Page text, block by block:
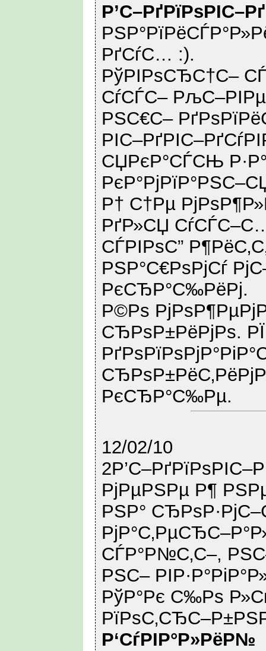
РґСѓС… :).
РўРІРѕСЂС†С–
СѓСЃС–
РЅС€С–
СЏРєР°СЃСЊ
Р† С†Рµ
РґР»СЏ
СЃРІРѕС”
РЅР°С€РѕРјСѓ
РєСЂР°С‰РёРј.
Р©Рѕ
СЂРѕР±РёРјРѕ.
РєСЂР°С‰Рµ.
12/02/10
РјРµРЅРµ Р¶
РЅР°
СЃР°Р№С‚С–,
РЅС–
РўР°Рє С‰Рѕ
Р‘СѓРІР°Р»РёР№